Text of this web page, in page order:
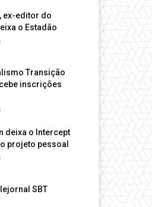
ex-editor do
o Estadão
Transição
inscrições
deixa o Intercept
projeto pessoal
SBT